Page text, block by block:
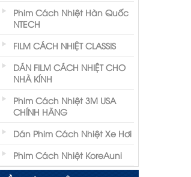
Phim Cách Nhiệt Hàn Quốc
NTECH
FILM CÁCH NHIỆT CLASSIS
DÁN FILM CÁCH NHIỆT CHO
NHÀ KÍNH
Phim Cách Nhiệt 3M USA
CHÍNH HÃNG
Dán Phim Cách Nhiệt Xe Hơi
Phim Cách Nhiệt KoreAuni